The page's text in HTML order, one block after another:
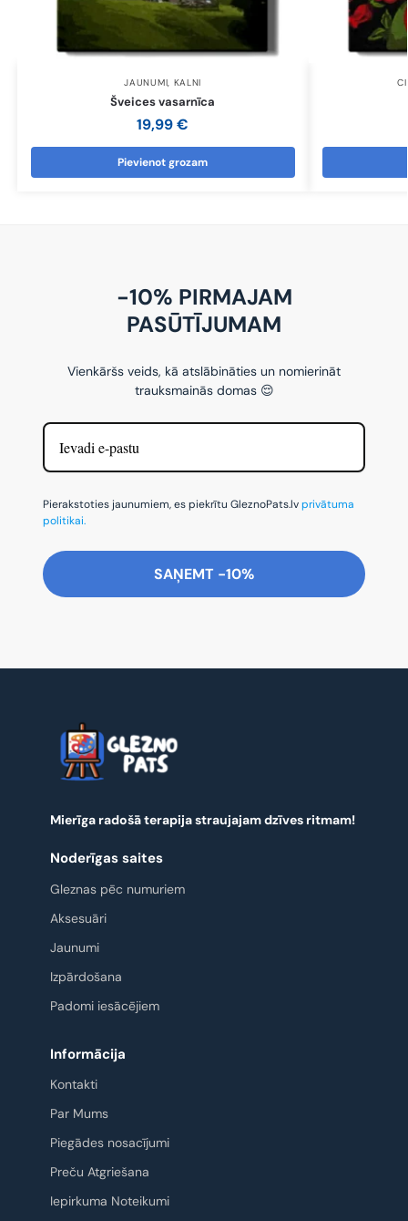
JAUNUMI, KALNI
Šveices vasarnīca
19,99€
Pievienot grozam
-10% PIRMAJAM
PASŪTĪJUMAM
Vienkāršs veids, kā atslābināties un nomierināt
trauksmainās domas 😌
Pierakstoties jaunumiem, es piekrītu GleznoPats.lvprivātuma
politikai.
SAŅEMT -10%
Mierīga radošā terapija straujajam dzīves ritmam!
Noderīgas saites
Gleznas pēc numuriem
Aksesuāri
Jaunumi
Izpārdošana
Padomi iesācējiem
Informācija
Kontakti
Par Mums
Piegādes nosacījumi
Preču Atgriešana
Iepirkuma Noteikumi